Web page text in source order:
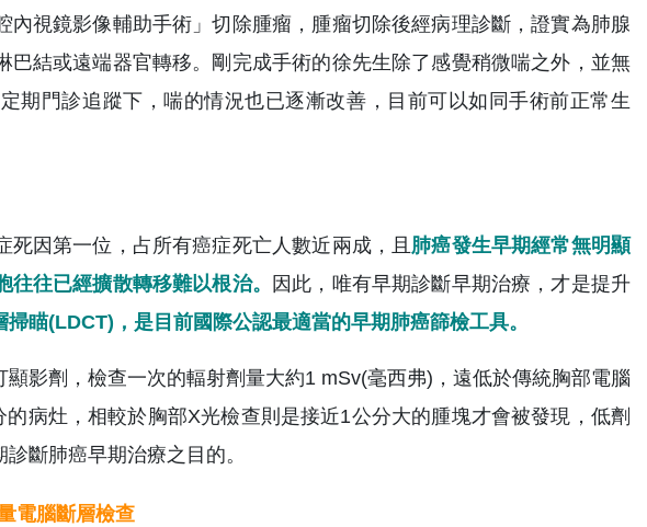
視鏡影像輔助手術」切除腫瘤，腫瘤切除後經病理診斷，證實為肺腺
結或遠端器官轉移。剛完成手術的徐先生除了感覺稍微喘之外，並無
期門診追蹤下，喘的情況也已逐漸改善，目前可以如同手術前正常生
因第一位，占所有癌症死亡人數近兩成，且 肺癌發生早期經常無明顯
往已經擴散轉移難以根治。
因此，唯有早期診斷早期治療，才是提升
瞄(LDCT)，是目前國際公認最適當的早期肺癌篩檢工具。
影劑，檢查一次的輻射劑量大約1 mSv(毫西弗)，遠低於傳統胸部電腦
病灶，相較於胸部X光檢查則是接近1公分大的腫塊才會被發現，低劑
斷肺癌早期治療之目的。
電腦斷層檢查